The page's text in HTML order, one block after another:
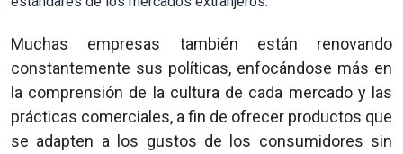
Muchas empresas también están renovando
constantemente sus políticas, enfocándose más en
la comprensión de la cultura de cada mercado y las
prácticas comerciales, a fin de ofrecer productos que
se adapten a los gustos de los consumidores sin